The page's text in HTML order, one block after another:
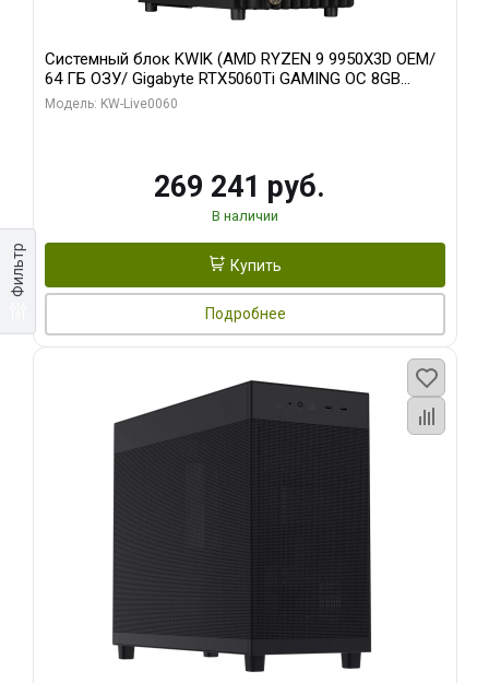
Фильтр
Системный блок KWIK (AMD RYZEN 9 9950X3D OEM/
64 ГБ ОЗУ/ Gigabyte RTX5060Ti GAMING OC 8GB
GDDR7 128bit 3xDP H/ 1 ТБ SSD)
Модель: KW-Live0060
269 241 руб.
В наличии
Купить
Подробнее